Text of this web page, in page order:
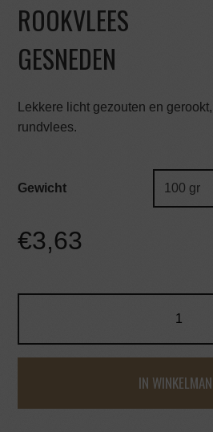
ROOKVLEES
GESNEDEN
Lekkere licht gezouten en
rundvlees.
Gewicht
€3,63
IN